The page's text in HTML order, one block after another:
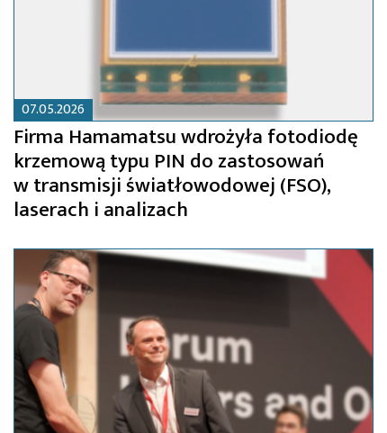
07.05.2026
Firma Hamamatsu wdrożyła fotodiodę
krzemową typu PIN do zastosowań
w transmisji światłowodowej (FSO),
laserach i analizach